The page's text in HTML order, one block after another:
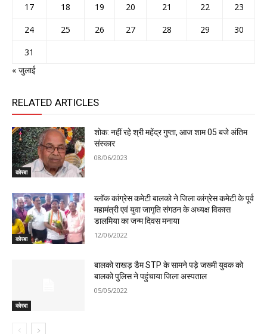
17
18 19 20 21 22
23
24
25 26 27 28 29
30
31
« जुलाई
RELATED ARTICLES
कोरबा
शोक: नहीं रहे श्री महेंद्र गुप्ता, आज शाम 05 बजे अंतिम
संस्कार
08/06/2023
कोरबा
ब्लॉक कांग्रेस कमेटी बालको ने जिला कांग्रेस कमेटी के पूर्व
महामंत्री एवं युवा जागृति संगठन के अध्यक्ष विकास
डालमिया का जन्म दिवस मनाया
12/06/2022
कोरबा
बालको राखड़ डैम STP के सामने पड़े जख्मी युवक को
बालको पुलिस ने पहुंचाया जिला अस्पताल
05/05/2022